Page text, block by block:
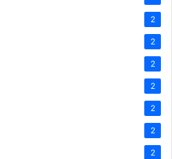
2
2
2
2
2
2
2